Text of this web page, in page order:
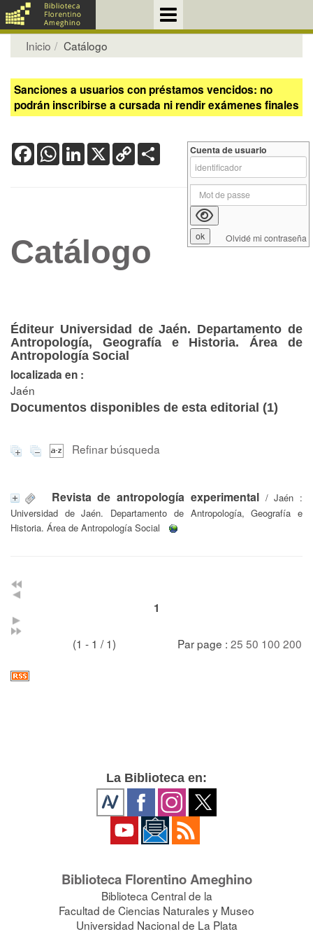
Inicio Catálogo
Sanciones a usuarios con préstamos vencidos: no
podrán inscribirse a cursada ni rendir exámenes finales
FacebookWhatsApp
LinkedIn
X Copy
Link
Catálogo
Éditeur Universidad de Jaén. Departamento de
Antropología, Geografía e Historia. Área de
Antropología Social
localizada en :
Jaén
Documentos disponibles de esta editorial (1)
Refinar búsqueda
Revista de antropología experimental/ Jaén :
Universidad de Jaén. Departamento de Antropología, Geografía e
Historia. Área de Antropología Social
1
(1 - 1 / 1) Par page : 25 50 100 200
Cuenta de usuario
Olvidé mi contraseña
La Biblioteca en:
Biblioteca Florentino Ameghino
Biblioteca Central de la
Facultad de Ciencias Naturales y Museo
Universidad Nacional de La Plata